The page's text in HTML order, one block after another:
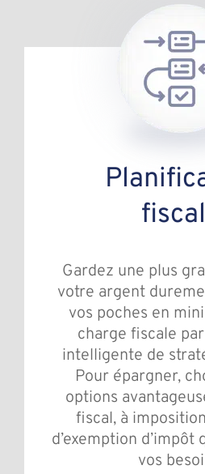
Gardez une plus
votre argent
vos poches en
charge fiscale
intelligente de
Pour épargner,
options
fiscal, à
d’exemption
vos